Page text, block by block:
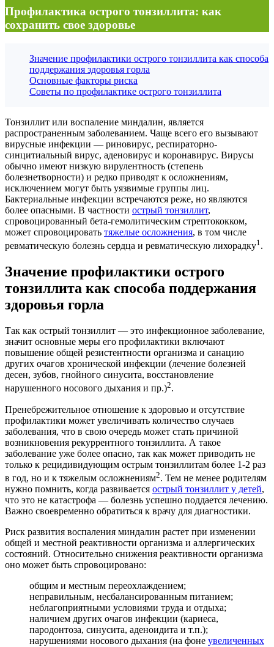
Профилактика острого тонзиллита: как
сохранить свое здоровье
Значение профилактики острого тонзиллита как способа
поддержания здоровья горла
Основные факторы риска
Советы по профилактике острого тонзиллита
Тонзиллит или воспаление миндалин, является
распространенным заболеванием. Чаще всего его вызывают
вирусные инфекции — риновирус, респираторно-
синцитиальный вирус, аденовирус и коронавирус. Вирусы
обычно имеют низкую вирулентность (степень
болезнетворности) и редко приводят к осложнениям,
исключением могут быть уязвимые группы лиц.
Бактериальные инфекции встречаются реже, но являются
более опасными. В частности острый тонзиллит,
спровоцированный бета-гемолитическим стрептококком,
может спровоцировать тяжелые осложнения, в том числе
ревматическую болезнь сердца и ревматическую лихорадку1.
Значение профилактики острого
тонзиллита как способа поддержания
здоровья горла
Так как острый тонзиллит — это инфекционное заболевание,
значит основные меры его профилактики включают
повышение общей резистентности организма и санацию
других очагов хронической инфекции (лечение болезней
десен, зубов, гнойного синусита, восстановление
нарушенного носового дыхания и пр.)2.
Пренебрежительное отношение к здоровью и отсутствие
профилактики может увеличивать количество случаев
заболевания, что в свою очередь может стать причиной
возникновения рекуррентного тонзиллита. А такое
заболевание уже более опасно, так как может приводить не
только к рецидивидующим острым тонзиллитам более 1-2 раз
в год, но и к тяжелым осложнениям2. Тем не менее родителям
нужно помнить, когда развивается острый тонзиллит у детей,
что это не катастрофа — болезнь успешно поддается лечению.
Важно своевременно обратиться к врачу для диагностики.
Риск развития воспаления миндалин растет при изменении
общей и местной реактивности организма и аллергических
состояний. Относительно снижения реактивности организма
оно может быть спровоцировано:
общим и местным переохлаждением;
неправильным, несбалансированным питанием;
неблагоприятными условиями труда и отдыха;
наличием других очагов инфекции (кариеса,
пародонтоза, синусита, аденоидита и т.п.);
нарушениями носового дыхания (на фоне увеличенных